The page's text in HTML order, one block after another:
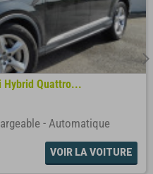
Hybrid Quattro...
- Automatique
VOIR LA VOITURE